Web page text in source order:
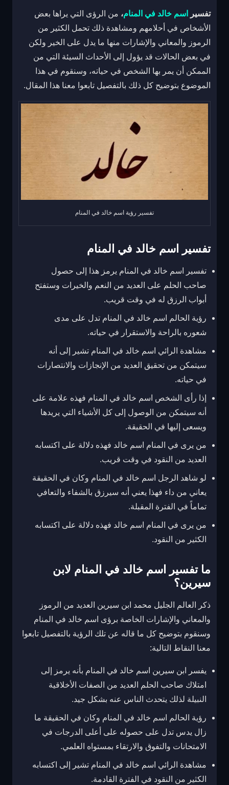
تفسير اسم خالد في المنام، من الرؤى التي يراها بعض
الأشخاص في أحلامهم ومشاهدة ذلك تحمل الكثير من
الرموز والمعاني والإشارات منها ما يدل على الخير ولكن
في بعض الحالات قد يؤول إلى الأحداث السيئة التي من
الممكن أن يمر بها الشخص في حياته، وسنقوم في هذا
الموضوع بتوضيح كل ذلك بالتفصيل تابعوا معنا هذا المقال.
تفسير رؤية اسم خالد في المنام
تفسير اسم خالد في المنام
تفسير اسم خالد في المنام يرمز هذا إلى حصول
صاحب الحلم على العديد من النعم والخيرات وستفتح
أبواب الرزق له في وقت قريب.
رؤية الحالم اسم خالد في المنام تدل على مدى
شعوره بالراحة والاستقرار في حياته.
مشاهدة الرائي اسم خالد في المنام تشير إلى أنه
سيتمكن من تحقيق العديد من الإنجازات والانتصارات
في حياته.
إذا رأى الشخص اسم خالد في المنام فهذه علامة على
أنه سيتمكن من الوصول إلى كل الأشياء التي يريدها
ويسعى إليها في الحقيقة.
من يرى في المنام اسم خالد فهذه دلالة على اكتسابه
العديد من النقود في وقت قريب.
لو شاهد الرجل اسم خالد في المنام وكان في الحقيقة
يعاني من داء فهذا يعني أنه سيرزق بالشفاء والتعافي
تماماً في الفترة المقبلة.
من يرى في المنام اسم خالد فهذه دلالة على اكتسابه
الكثير من النقود.
ما تفسير اسم خالد في المنام لابن
سيرين؟
ذكر العالم الجليل محمد ابن سيرين العديد من الرموز
والمعاني والإشارات الخاصة برؤى اسم خالد في المنام
وسنقوم بتوضيح كل ما قاله عن تلك الرؤية بالتفصيل تابعوا
معنا النقاط التالية:
يفسر ابن سيرين اسم خالد في المنام بأنه يرمز إلى
امتلاك صاحب الحلم العديد من الصفات الأخلاقية
النبيلة لذلك يتحدث الناس عنه بشكل جيد.
رؤية الحالم اسم خالد في المنام وكان في الحقيقة ما
زال يدس تدل على حصوله على أعلى الدرجات في
الامتحانات والتفوق والارتقاء بمستواه العلمي.
مشاهدة الرائي اسم خالد في المنام تشير إلى اكتسابه
الكثير من النقود في الفترة القادمة.